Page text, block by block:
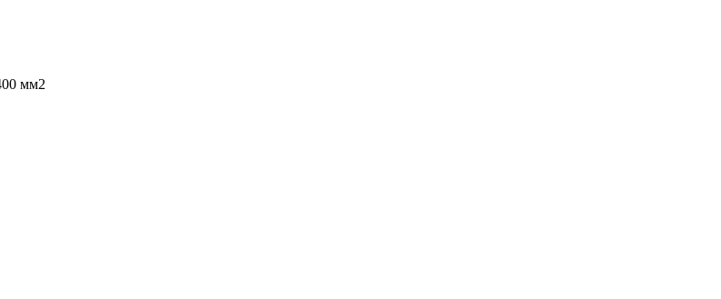
мм2